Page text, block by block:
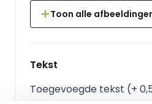
Toon alle
Tekst
Toegevoegde tekst (+